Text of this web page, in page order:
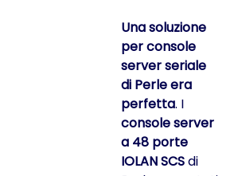
Una soluzione
per console
server seriale
di Perle era
perfetta. I
console server
a 48 porte
IOLAN SCSdi